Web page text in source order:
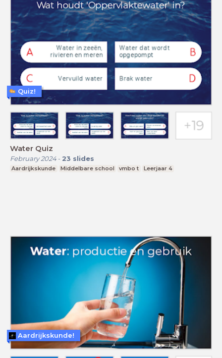
Water Quiz
February 2024- 23 slides
Aardrijkskunde Middelbare school vmbo t Leerjaar 4
Quiz!
Aardrijkskunde!